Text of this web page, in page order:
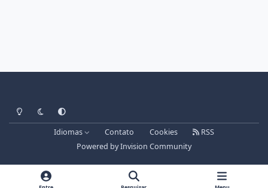
Light ModeDark ModeSystem Preference
Idiomas Contato Cookies
RSS
Powered byInvision Community